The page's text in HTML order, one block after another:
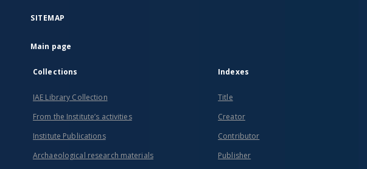
SITEMAP
Main page
Collections
IAE Library Collection
From the Institute’s activities
Institute Publications
Archaeological research materials
Indexes
Title
Creator
Contributor
Publisher